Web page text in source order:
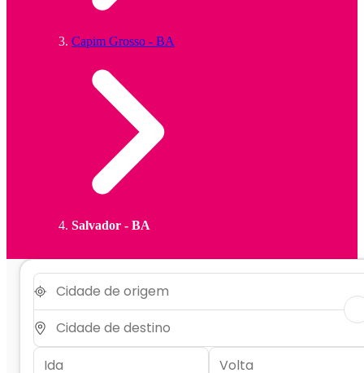
Capim Grosso - BA
Salvador - BA